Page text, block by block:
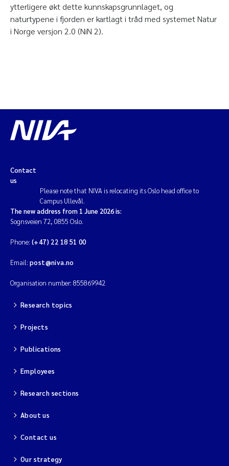
ytterligere økt dette kunnskapsgrunnlaget, og
naturtypene i fjorden er kartlagt i tråd med systemet Natur
i Norge versjon 2.0 (NiN 2).
Contact
us
Please note that NIVA is relocating its Oslo head office to
Campus Ullevål.
The new address from 1 June 2026 is:
Sognsveien 72, 0855 Oslo.
Phone: (+47) 22 18 51 00
Email: post@niva.no
Organisation number: 855869942
Research topics
Projects
Publications
Employees
Research sections
About us
Contact us
Our strategy